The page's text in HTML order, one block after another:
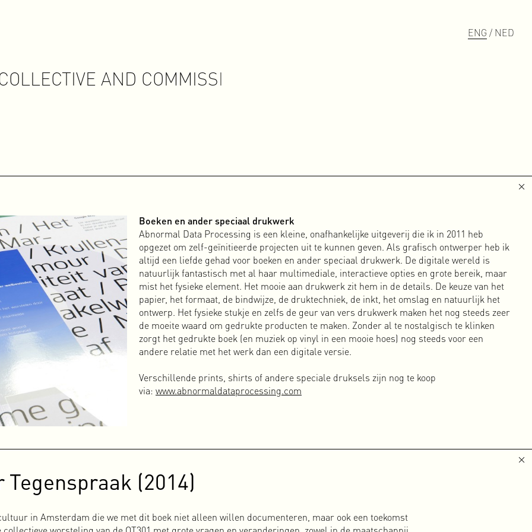
OLLECTIVEAND COMMISSI
ENG / NED
Boeken en ander speciaal drukwerk
Abnormal Data Processing is een kleine, onafhankelijke uitgeverij die ik in 2011 heb
opgezet om zelf-geïnitieerde projecten uit te kunnen geven. Als grafisch ontwerper heb ik
altijd een liefde gehad voor boeken en ander speciaal drukwerk. De digitale wereld is
natuurlijk fantastisch met al haar multimediale, interactieve opties en grote bereik, maar
mist het fysieke element. Het mooie aan drukwerk zit hem in de details. De keuze van het
papier, het formaat, de bindwijze, de druktechniek, de inkt, het omslag en natuurlijk het
ontwerp. Het fysieke stukje en zelfs de geur van vers drukwerk maken het nog steeds zeer
de moeite waard om gedrukte producten te maken. Zonder al te nostalgisch te klinken
zorgt het gedrukte boek (en muziek op vinyl in een mooie hoes) nog steeds voor een
andere relatie met het werk dan een digitale versie.
Verschillende prints, shirts of andere speciale druksels zijn nog te koop
via: www.abnormaldataprocessing.com
(2014)
in Amsterdam die we met dit boek niet alleen willen documenteren, maar ook een toekomst